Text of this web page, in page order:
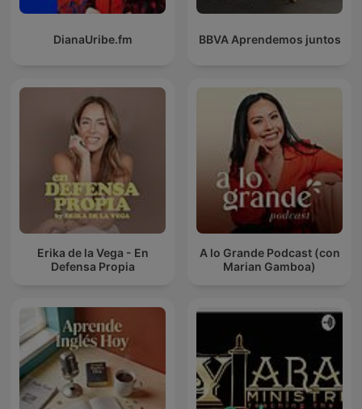
DianaUribe.fm BBVA Aprendemos juntos
Erika de la Vega - En
Defensa Propia
A lo Grande Podcast (con
Marian Gamboa)